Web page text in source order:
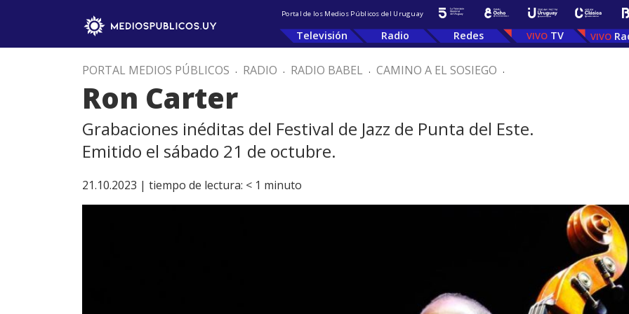
Portal de los Medios Públicos del Uruguay
Televisión Radio Redes TV
PORTAL MEDIOS PÚBLICOS . RADIO . RADIO BABEL . CAMINO A EL SOSIEGO .
Ron Carter
Grabaciones inéditas del Festival de Jazz de Punta del Este.
Emitido el sábado 21 de octubre.
21.10.2023 | tiempo de lectura: < 1 minuto